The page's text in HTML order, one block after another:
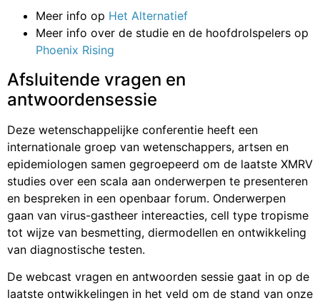
Meer info op Het Alternatief
Meer info over de studie en de hoofdrolspelers op
Phoenix Rising
Afsluitende vragen en
antwoordensessie
Deze wetenschappelijke conferentie heeft een
internationale groep van wetenschappers, artsen en
epidemiologen samen gegroepeerd om de laatste XMRV
studies over een scala aan onderwerpen te presenteren
en bespreken in een openbaar forum. Onderwerpen
gaan van virus-gastheer intereacties, cell type tropisme
tot wijze van besmetting, diermodellen en ontwikkeling
van diagnostische testen.
De webcast vragen en antwoorden sessie gaat in op de
laatste ontwikkelingen in het veld om de stand van onze